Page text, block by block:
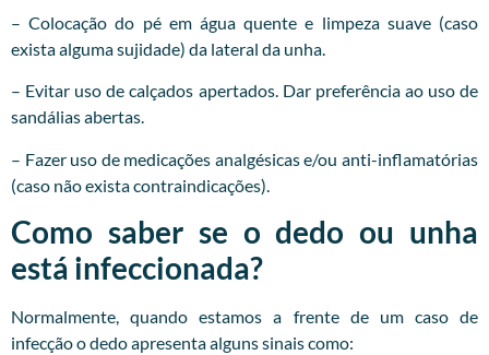
– Colocação do pé em água quente e limpeza suave (caso
exista alguma sujidade) da lateral da unha.
– Evitar uso de calçados apertados. Dar preferência ao uso de
sandálias abertas.
– Fazer uso de medicações analgésicas e/ou anti-inflamatórias
(caso não exista contraindicações).
Como saber se o dedo ou unha
está infeccionada?
Normalmente, quando estamos a frente de um caso de
infecção o dedo apresenta alguns sinais como: